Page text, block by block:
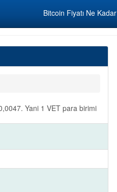
Bitcoin Fiyatı Ne Kadar
Yani 1 VET para birimi